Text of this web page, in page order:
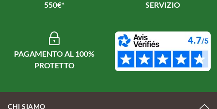
550€*
SERVIZIO
PAGAMENTO AL 100%
PROTETTO
CHI SIAMO